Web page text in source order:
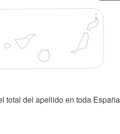
total del apellido en toda